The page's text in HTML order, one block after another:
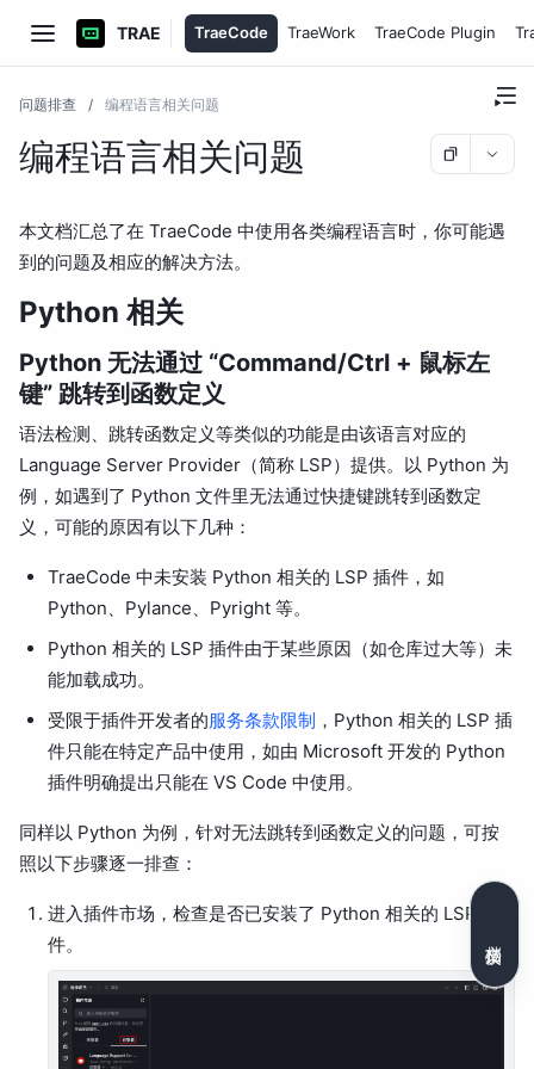
TRAE TraeCode TraeWork TraeCode Plugin
问题排查 / 编程语言相关问题
编程语言相关问题
本文档汇总了在 TraeCode 中使用各类编程语言时，你可能遇
到的问题及相应的解决方法。
Python 相关
Python 无法通过 “Command/Ctrl + 鼠标左
键” 跳转到函数定义
语法检测、跳转函数定义等类似的功能是由该语言对应的
Language Server Provider（简称 LSP）提供。以 Python 为
例，如遇到了 Python 文件里无法通过快捷键跳转到函数定
义，可能的原因有以下几种：
TraeCode 中未安装 Python 相关的 LSP 插件，如
Python、Pylance、Pyright 等。
Python 相关的 LSP 插件由于某些原因（如仓库过大等）未
能加载成功。
受限于插件开发者的服务条款限制 ，Python 相关的 LSP 插
件只能在特定产品中使用，如由 Microsoft 开发的 Python
插件明确提出只能在 VS Code 中使用。
同样以 Python 为例，针对无法跳转到函数定义的问题，可按
照以下步骤逐一排查：
进入插件市场，检查是否已安装了 Python 相关的 LSP 插
件。